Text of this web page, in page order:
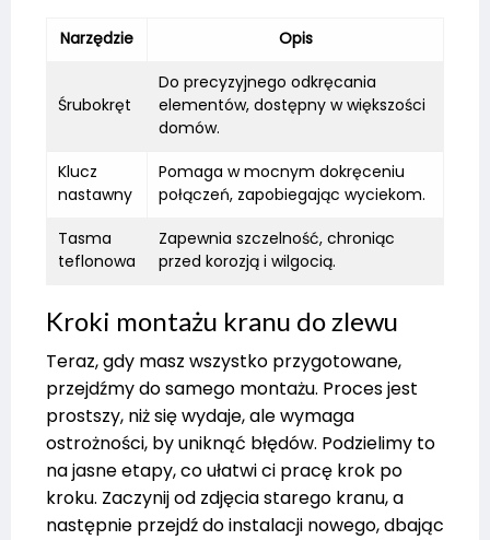
Narzędzie Opis
Śrubokręt
Do precyzyjnego odkręcania
elementów, dostępny w większości
domów.
Klucz
nastawny
Pomaga w mocnym dokręceniu
połączeń, zapobiegając wyciekom.
Tasma
teflonowa
Zapewnia szczelność, chroniąc
przed korozją i wilgocią.
Kroki montażu kranu do zlewu
Teraz, gdy masz wszystko przygotowane,
przejdźmy do samego montażu. Proces jest
prostszy, niż się wydaje, ale wymaga
ostrożności, by uniknąć błędów. Podzielimy to
na jasne etapy, co ułatwi ci pracę krok po
kroku. Zaczynij od zdjęcia starego kranu, a
następnie przejdź do instalacji nowego, dbając